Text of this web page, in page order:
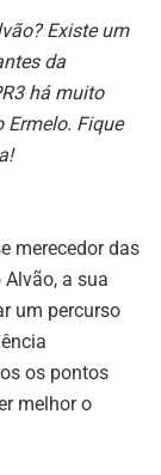
Existe um
da
há muito
Ermelo. Fique
merecedor das
a sua
um percurso
os pontos
melhor o